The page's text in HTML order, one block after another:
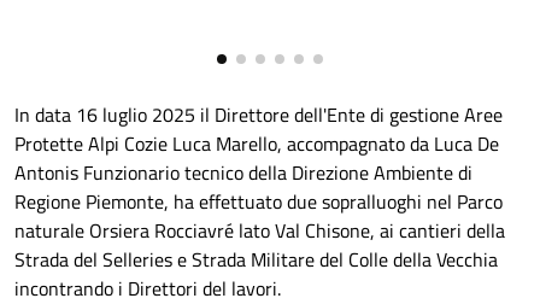
In data 16 luglio 2025 il Direttore dell'Ente di gestione Aree
Protette Alpi Cozie Luca Marello, accompagnato da Luca De
Antonis Funzionario tecnico della Direzione Ambiente di
Regione Piemonte, ha effettuato due sopralluoghi nel Parco
naturale Orsiera Rocciavré lato Val Chisone, ai cantieri della
Strada del Selleries e Strada Militare del Colle della Vecchia
incontrando i Direttori del lavori.